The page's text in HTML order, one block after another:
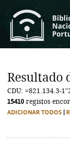
Resultado
CDU: =821.134.3-
15410 registos
ADICIONAR TODOS